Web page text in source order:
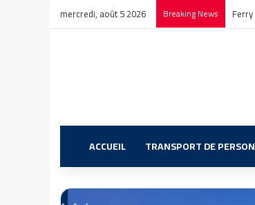
mercredi, août 5 2026 Breaking News
ACCUEIL TRANSPORT DE